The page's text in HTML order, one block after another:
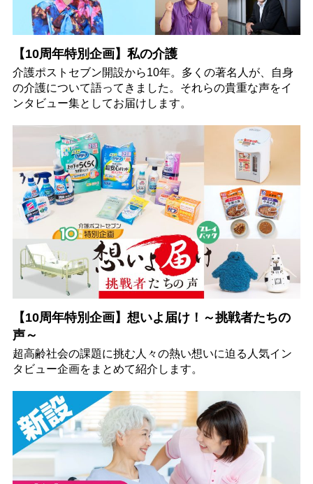
【10周年特別企画】私の介護
介護ポストセブン開設から10年。多くの著名人が、自身
の介護について語ってきました。それらの貴重な声をイ
ンタビュー集としてお届けします。
【10周年特別企画】想いよ届け！～挑戦者たちの
声～
超高齢社会の課題に挑む人々の熱い想いに迫る人気イン
タビュー企画をまとめて紹介します。